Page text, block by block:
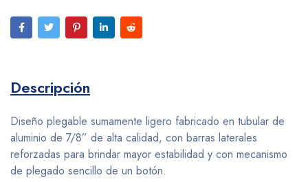
Descripción
Diseño plegable sumamente ligero fabricado en tubular de
aluminio de 7/8” de alta calidad, con barras laterales
reforzadas para brindar mayor estabilidad y con mecanismo
de plegado sencillo de un botón.